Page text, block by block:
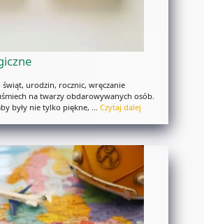
świąt, urodzin, rocznic, wręczanie
na twarzy obdarowywanych osób.
były nie tylko piękne, … Czytaj dalej